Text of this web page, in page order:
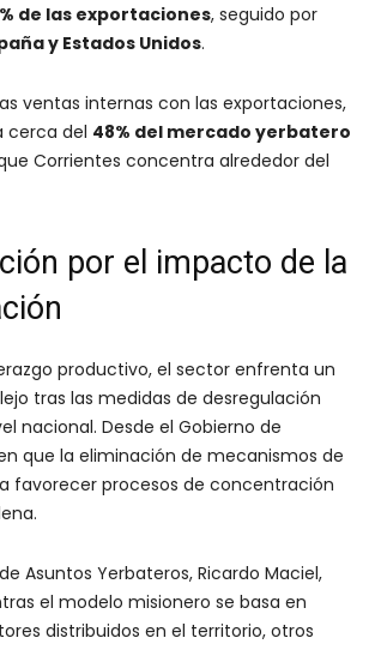
de las exportaciones, seguido por
y Estados Unidos.
ventas internas con las exportaciones,
cerca del 48% del mercado yerbatero
Corrientes concentra alrededor del
por el impacto de la
productivo, el sector enfrenta un
tras las medidas de desregulación
nacional. Desde el Gobierno de
que la eliminación de mecanismos de
favorecer procesos de concentración
Asuntos Yerbateros, Ricardo Maciel,
el modelo misionero se basa en
distribuidos en el territorio, otros